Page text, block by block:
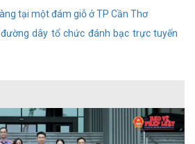
tại một đám giỗ ở TP Cần Thơ
dây tổ chức đánh bạc trực tuyến